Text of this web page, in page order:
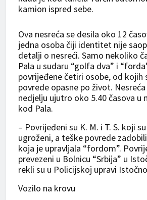
kamion ispred sebe.
Ova nesreća se desila oko 12
jedna osoba čiji identitet nije
detalji o nesreći. Samo nekoliko
Pala u sudaru “golfa dva” i
povrijeđene četiri osobe, od kojih
povrede opasne po život.
nedjelju ujutro oko 5.40 časova u
kod Pala.
– Povrijeđeni su K. M. i T. S. koji
ugroženi, a teške povrede
koja je upravljala “fordom”.
prevezeni u Bolnicu “Srbija” u
rekli su u Policijskoj upravi
Vozilo na krovu